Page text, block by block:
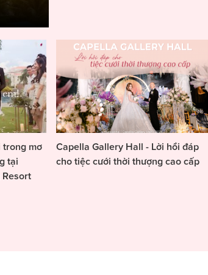
trong mơ
tại
Resort
Capella Gallery Hall - Lời hồi đáp
cho tiệc cưới thời thượng cao cấp